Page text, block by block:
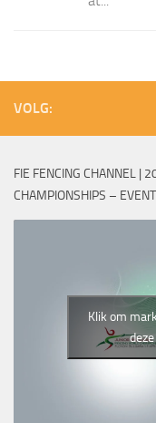
VOLG:
FIE FENCING CHANNEL |
CHAMPIONSHIPS –
Klik om